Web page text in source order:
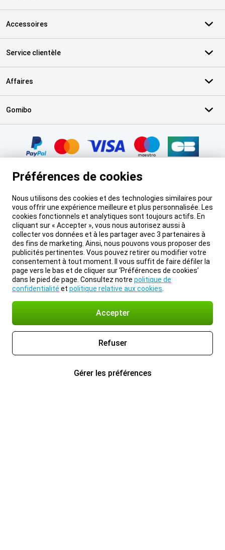
Accessoires
Service clientèle
Affaires
Gomibo
Pied-de-page légal
Les prix mentionnés sur cette page incluent la TVA, sauf indication
contraire. Les prix ne comprennent pas les frais d'expédition.
*Les délais de livraison ne s'appliquent pas à tous les produits ou à toutes
les méthodes d'expédition : plus d'informations.
À propos de Gomibo.fr
Vie privée
Mentions légales
Préférences de cookies
Conditions générales © 2026 Gomibo.fr
Préférences de cookies
Nous utilisons des cookies et des technologies similaires pour
vous offrir une expérience meilleure et plus personnalisée. Les
cookies fonctionnels et analytiques sont toujours actifs. En
cliquant sur « Accepter », vous nous autorisez aussi à
collecter vos données et à les partager avec 3 partenaires à
des fins de marketing. Ainsi, nous pouvons vous proposer des
publicités pertinentes. Vous pouvez retirer ou modifier votre
consentement à tout moment. Il vous suffit de faire défiler la
page vers le bas et de cliquer sur ‘Préférences de cookies’
dans le pied de page. Consultez notre politique de
confidentialité et politique relative aux cookies
Accepter
Refuser
Gérer les préférences